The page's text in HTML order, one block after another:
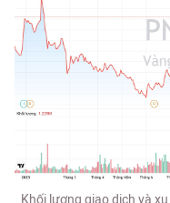
Khối lượng giao dịch và